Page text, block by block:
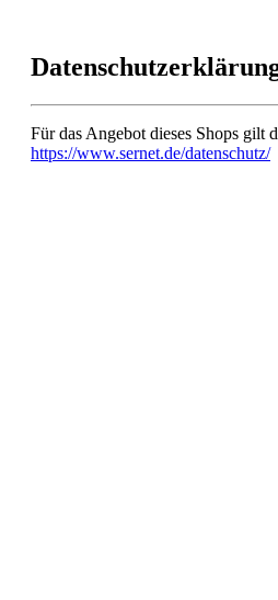
Für das Angebot dieses Shops gilt
https://www.sernet.de/datenschutz/